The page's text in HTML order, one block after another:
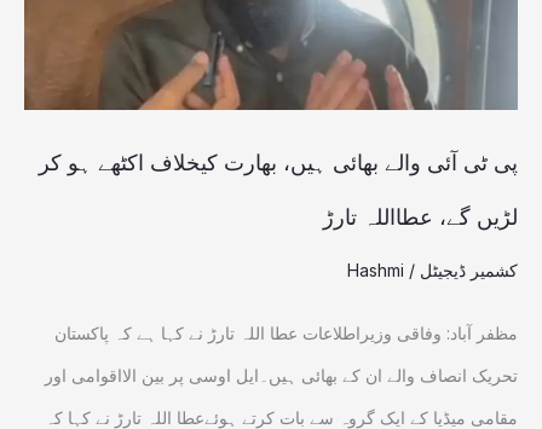
پی ٹی آئی والے بھائی ہیں، بھارت کیخلاف اکٹھے ہو کر
لڑیں گے، عطااللہ تارڑ
کشمیر ڈیجیٹل /
Hashmi
مظفر آباد: وفاقی وزیراطلاعات عطا اللہ تارڑ نے کہا ہے کہ پاکستان
تحریک انصاف والے ان کے بھائی ہیں۔ایل اوسی پر بین الااقوامی اور
مقامی میڈیا کے ایک گروہ سے بات کرتے ہوئےعطا اللہ تارڑ نے کہا کہ
کیخلاف
کر
لڑیں
گے،
عطااللہ
تارڑ